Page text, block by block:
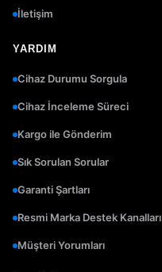
İletişim
YARDIM
Cihaz Durumu Sorgula
Cihaz İnceleme Süreci
Kargo ile Gönderim
Sık Sorulan Sorular
Garanti Şartları
Resmi Marka Destek Kanalları
Müşteri Yorumları